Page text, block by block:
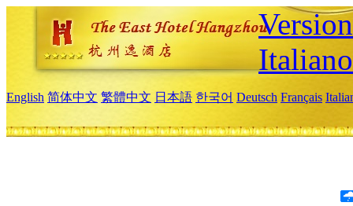
Italiano
English 简体中文 繁體中文 日本語 한국어 Deutsch Français